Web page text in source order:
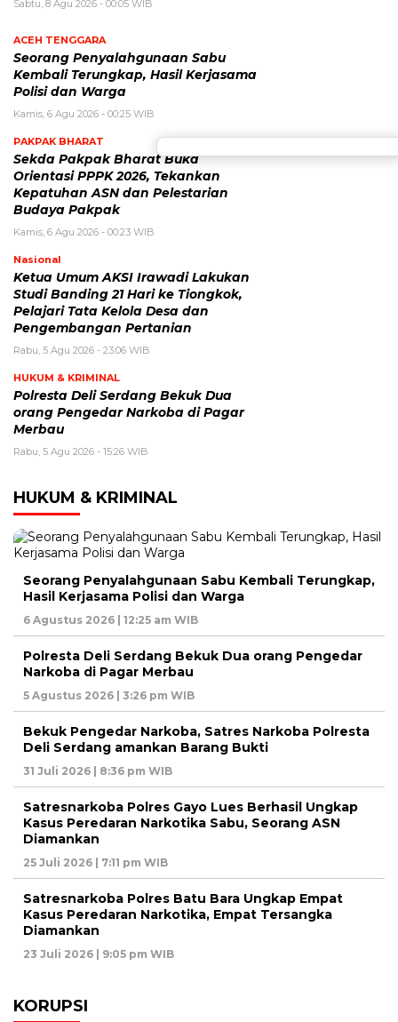
Sabtu, 8 Agu 2026 - 00:05 WIB
ACEH TENGGARA
Seorang Penyalahgunaan Sabu
Kembali Terungkap, Hasil Kerjasama
Polisi dan Warga
Kamis, 6 Agu 2026 - 00:25 WIB
PAKPAK BHARAT
Sekda Pakpak Bharat Buka
Orientasi PPPK 2026, Tekankan
Kepatuhan ASN dan Pelestarian
Budaya Pakpak
Kamis, 6 Agu 2026 - 00:23 WIB
Nasional
Ketua Umum AKSI Irawadi Lakukan
Studi Banding 21 Hari ke Tiongkok,
Pelajari Tata Kelola Desa dan
Pengembangan Pertanian
Rabu, 5 Agu 2026 - 23:06 WIB
HUKUM & KRIMINAL
Polresta Deli Serdang Bekuk Dua
orang Pengedar Narkoba di Pagar
Merbau
Rabu, 5 Agu 2026 - 15:26 WIB
HUKUM & KRIMINAL
Seorang Penyalahgunaan Sabu Kembali Terungkap,
Hasil Kerjasama Polisi dan Warga
6 Agustus 2026 | 12:25 am WIB
Polresta Deli Serdang Bekuk Dua orang Pengedar
Narkoba di Pagar Merbau
5 Agustus 2026 | 3:26 pm WIB
Bekuk Pengedar Narkoba, Satres Narkoba Polresta
Deli Serdang amankan Barang Bukti
31 Juli 2026 | 8:36 pm WIB
Satresnarkoba Polres Gayo Lues Berhasil Ungkap
Kasus Peredaran Narkotika Sabu, Seorang ASN
Diamankan
25 Juli 2026 | 7:11 pm WIB
Satresnarkoba Polres Batu Bara Ungkap Empat
Kasus Peredaran Narkotika, Empat Tersangka
Diamankan
23 Juli 2026 | 9:05 pm WIB
KORUPSI